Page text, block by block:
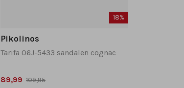
18%
Pikolinos
Tarifa 06J-5433 sandalen cognac
89,99 109,95